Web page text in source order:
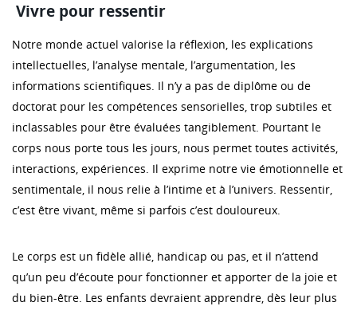
Vivre pour ressentir
Notre monde actuel valorise la réflexion, les explications
intellectuelles, l’analyse mentale, l’argumentation, les
informations scientifiques. Il n’y a pas de diplôme ou de
doctorat pour les compétences sensorielles, trop subtiles et
inclassables pour être évaluées tangiblement. Pourtant le
corps nous porte tous les jours, nous permet toutes activités,
interactions, expériences. Il exprime notre vie émotionnelle et
sentimentale, il nous relie à l’intime et à l’univers. Ressentir,
c’est être vivant, même si parfois c’est douloureux.
Le corps est un fidèle allié, handicap ou pas, et il n’attend
qu’un peu d’écoute pour fonctionner et apporter de la joie et
du bien-être. Les enfants devraient apprendre, dès leur plus